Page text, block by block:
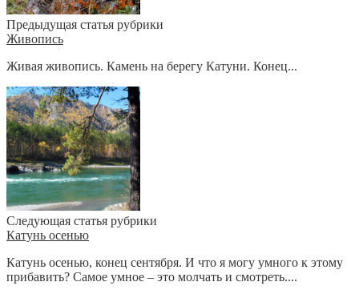
Предыдущая статья рубрики
Живопись
Живая живопись. Камень на берегу Катуни. Конец...
Следующая статья рубрики
Катунь осенью
Катунь осенью, конец сентября. И что я могу умного к этому
прибавить? Самое умное – это молчать и смотреть....